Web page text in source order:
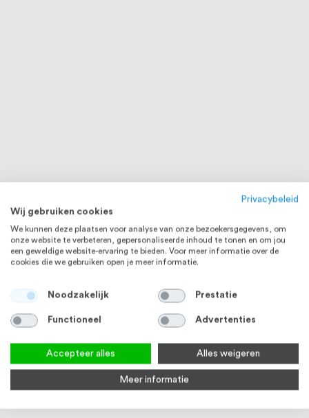
Privacybeleid
Wij gebruiken cookies
We kunnen deze plaatsen voor analyse van onze bezoekersgegevens, om
onze website te verbeteren, gepersonaliseerde inhoud te tonen en om jou
een geweldige website-ervaring te bieden. Voor meer informatie over de
cookies die we gebruiken open je meer informatie.
Noodzakelijk Prestatie
Functioneel Advertenties
Accepteer alles Alles weigeren
Meer informatie